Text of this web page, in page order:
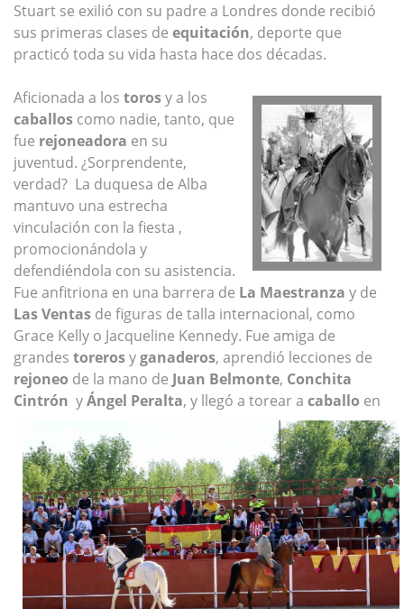
Stuart se exilió con su padre a Londres donde recibió
sus primeras clases de equitación, deporte que
practicó toda su vida hasta hace dos décadas.
Aficionada a los torosy a los
caballos como nadie, tanto, que
fue rejoneadora en su
juventud. ¿Sorprendente,
verdad? La duquesa de Alba
mantuvo una estrecha
vinculación con la fiesta ,
promocionándola y
defendiéndola con su asistencia.
Fue anfitriona en una barrera de La Maestranza y de
Las Ventas de figuras de talla internacional, como
Grace Kelly o Jacqueline Kennedy. Fue amiga de
grandes torerosyganaderos, aprendió lecciones de
rejoneo de la mano de Juan Belmonte, Conchita
Cintrón yÁngel Peralta, y llegó a torear a caballo en